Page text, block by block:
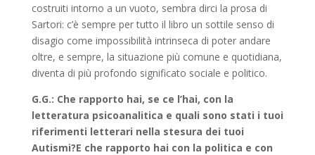
costruiti intorno a un vuoto, sembra dirci la prosa di
Sartori: c’è sempre per tutto il libro un sottile senso di
disagio come impossibilità intrinseca di poter andare
oltre, e sempre, la situazione più comune e quotidiana,
diventa di più profondo significato sociale e politico.
G.G.: Che rapporto hai, se ce l’hai, con la
letteratura psicoanalitica e quali sono stati i tuoi
riferimenti letterari nella stesura dei tuoi
Autismi?E che rapporto hai con la politica e con